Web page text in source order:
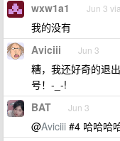
wxw1a1 Jun 3
我的没有
Aviciii Jun 3
糟，我还好奇的退
号！-_-!
BAT Jun 3
@Aviciii #4 哈哈哈